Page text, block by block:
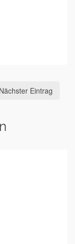
Nächster Eintrag